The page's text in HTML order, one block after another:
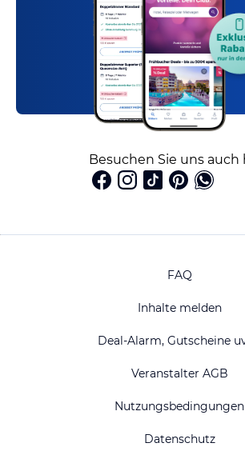
Besuchen Sie uns auch
FAQ
Inhalte melden
Deal-Alarm, Gutscheine
Veranstalter AGB
Nutzungsbedingungen
Datenschutz